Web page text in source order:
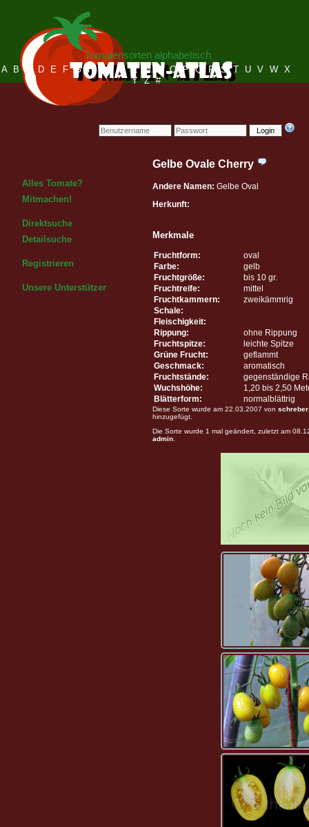
Login
Tomatensorten alphabetisch
A B C D E F G H I J K L M N O P Q R S T U V W X
Y Z #
Alles Tomate?
Mitmachen!
Direktsuche
Detailsuche
Registrieren
Unsere Unterstützer
Gelbe Ovale Cherry
Andere Namen: Gelbe Oval
Herkunft:
Merkmale
Fruchtform:
oval
Farbe:
gelb
Fruchtgröße:
bis 10 gr.
Fruchtreife:
mittel
Fruchtkammern:
zweikämmrig
Schale:
Fleischigkeit:
Rippung:
ohne Rippung
Fruchtspitze:
leichte Spitze
Grüne Frucht:
geflammt
Geschmack:
aromatisch
Fruchtstände:
gegenständige
Wuchshöhe:
1,20 bis 2,50
Blätterform:
normalblättrig
Diese Sorte wurde am 22.03.2007 von
hinzugefügt.
Die Sorte wurde 1 mal geändert, zuletzt am
admin